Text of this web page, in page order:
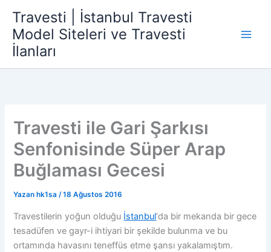
Travesti | İstanbul Travesti
Model Siteleri ve Travesti
İlanları
Travesti ile Gari Şarkısı
Senfonisinde Süper Arap
Buğlaması Gecesi
Yazan hk1sa/18 Ağustos 2016
Travestilerin yoğun olduğu İstanbul‘da bir mekanda bir gece
tesadüfen ve gayr-i ihtiyari bir şekilde bulunma ve bu
ortamında havasını teneffüs etme şansı yakalamıştım.